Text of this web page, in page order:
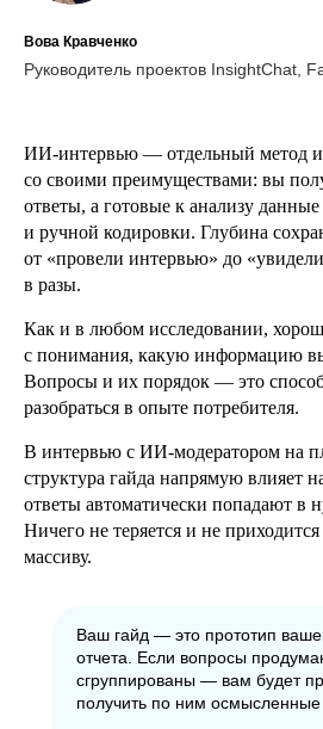
Вова Кравченко
Руководитель проектов InsightChat,
ИИ-интервью — отдельный метод
со своими преимуществами: вы
ответы, а готовые к анализу
и ручной кодировки. Глубина
от «провели интервью» до
в разы.
Как и в любом исследовании,
с понимания, какую информацию
Вопросы и их порядок — это
разобраться в опыте потребителя.
В интервью с ИИ-модератором на
структура гайда напрямую влияет
ответы автоматически попадают в
Ничего не теряется и не
массиву.
Ваш гайд — это прототип
отчета. Если вопросы
сгруппированы — вам будет
получить по ним